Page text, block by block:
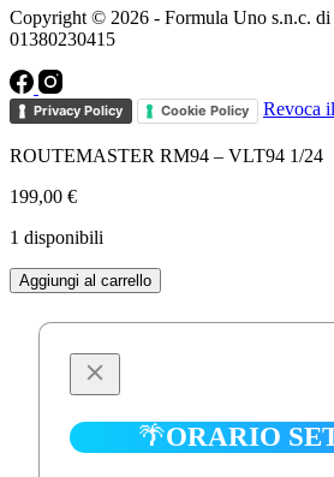
Copyright © 2026 - Formula Uno s.n.c. di
01380230415
Privacy Policy Cookie Policy Revoca
ROUTEMASTER RM94 – VLT94 1/24
199,00 €
1 disponibili
ROUTEMASTER
RM94
Aggiungi al carrello
🌴ORARIO